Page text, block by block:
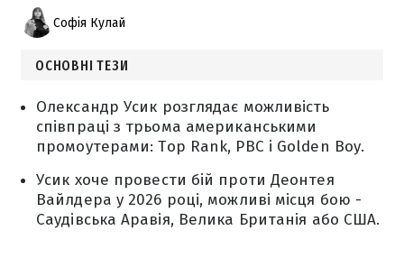
Софія Кулай
ОСНОВНІ ТЕЗИ
Олександр Усик розглядає можливість
співпраці з трьома американськими
промоутерами: Top Rank, PBC і Golden Boy.
Усик хоче провести бій проти Деонтея
Вайлдера у 2026 році, можливі місця бою -
Саудівська Аравія, Велика Британія або США.